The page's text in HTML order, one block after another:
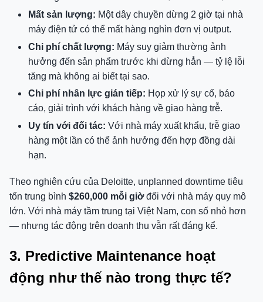
Mất sản lượng: Một dây chuyền dừng 2 giờ tại nhà
máy điện tử có thể mất hàng nghìn đơn vị output.
Chi phí chất lượng: Máy suy giảm thường ảnh
hưởng đến sản phẩm trước khi dừng hẳn — tỷ lệ lỗi
tăng mà không ai biết tại sao.
Chi phí nhân lực gián tiếp: Họp xử lý sự cố, báo
cáo, giải trình với khách hàng về giao hàng trễ.
Uy tín với đối tác: Với nhà máy xuất khẩu, trễ giao
hàng một lần có thể ảnh hưởng đến hợp đồng dài
hạn.
Theo nghiên cứu của Deloitte, unplanned downtime tiêu
tốn trung bình $260,000 mỗi giờđối với nhà máy quy mô
lớn. Với nhà máy tầm trung tại Việt Nam, con số nhỏ hơn
— nhưng tác động trên doanh thu vẫn rất đáng kể.
3. Predictive Maintenance hoạt
động như thế nào trong thực tế?